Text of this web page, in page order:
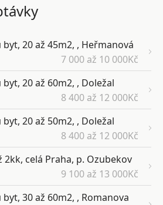
20 až 45m2, , Heřmanová
7 000 až 10 000Kč
20 až 60m2, , Doležal
8 400 až 12 000Kč
20 až 50m2, , Doležal
8 400 až 12 000Kč
2kk, celá Praha, p. Ozubekov
9 100 až 13 000Kč
30 až 60m2, , Romanova